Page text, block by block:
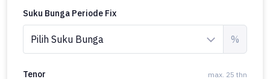
Suku Bunga Periode Fix
%
Tenor max. 25 thn